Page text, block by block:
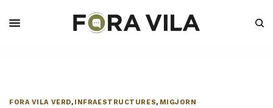
FORA VILA VERD, INFRAESTRUCTURES, MIGJORN